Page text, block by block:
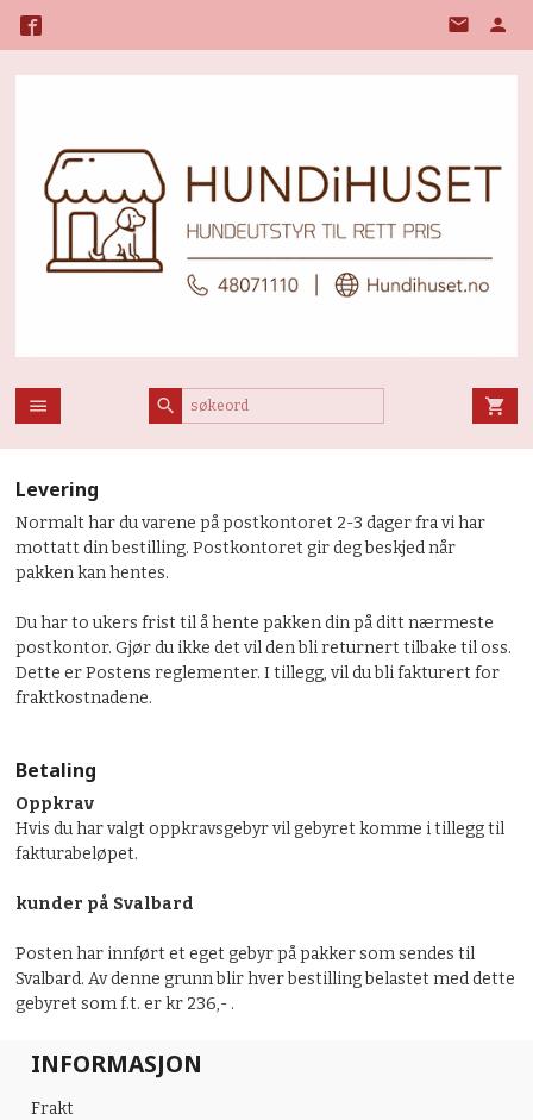
Levering
Normalt har du varene på postkontoret 2-3 dager fra vi har
mottatt din bestilling. Postkontoret gir deg beskjed når
pakken kan hentes.
Du har to ukers frist til å hente pakken din på ditt nærmeste
postkontor. Gjør du ikke det vil den bli returnert tilbake til oss.
Dette er Postens reglementer. I tillegg, vil du bli fakturert for
fraktkostnadene.
Betaling
Oppkrav
Hvis du har valgt oppkravsgebyr vil gebyret komme i tillegg til
fakturabeløpet.
kunder på Svalbard
Posten har innført et eget gebyr på pakker som sendes til
Svalbard. Av denne grunn blir hver bestilling belastet med dette
gebyret som f.t. er kr 236,- .
INFORMASJON
Frakt